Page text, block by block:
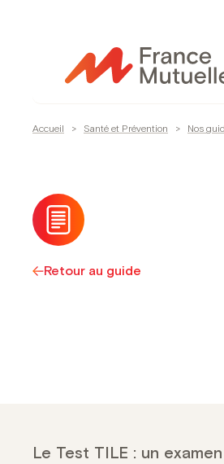
contenu
Accueil > Santé et Prévention > Nos
Retour au guide
Le Test TILE : un